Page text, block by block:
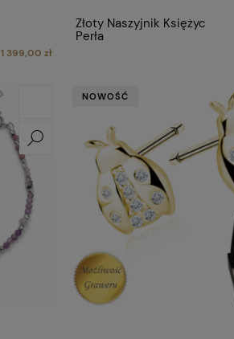
1 399,00 zł
Złoty Naszyjnik Księżyc
Perła
NOWOŚĆ